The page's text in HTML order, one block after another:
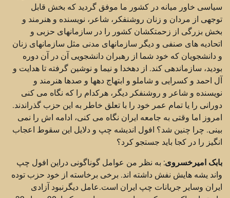
سیاسی خاور میانه در کشور ما موفق گردید که بخش قابل
توجهی از مردان و زنان روشنفکر، شاعر، نویسنده و هنرمند و
بخش بزرگی از زحمتکشان کشور را در سازمانهای حزبی و
اتحادیه های صنفی و دیگر سازمانهای مدنی مثل سازمانهای زنان
و دانشجویان که خود شما از رهبران دانشجویی آن در آن دوره
بودید، سازماندهی کند. از دهخدا و نیما و نوشین گرفته تا هدایت و
آل احمد و کسرایی و شاملو و ابتهاج دهها و صدها هنرمند و
نویسنده و شاعر و روشنفکر دیگر، هرکدام را که نگاه می کنی
دورانی را یا تمام عمر خود را با تعلق خاطر به این حزب گذراندند.
امروز اما وقتی به جامعه ایران نگاه می کنی، ادامه اش را نمی
بینی. چرا چنین شد؟ افول اندیشه چپ و دلایل این سقوط اعجاب
انگیز را در کجا باید جستجو کرد؟
بابک امیرخسروی: به نظر من عوامل گوناگونی دراین افول چپ
واند یشه هایش نفش داشته اند. برخی برخاسته از خود حزب توده
ایران وسایر جریانات چپ ایران است.عامل دیگرنبود آزادی